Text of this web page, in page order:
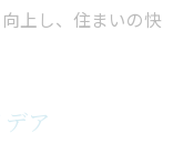
方法
の立て方
上し、住まいの快
ア